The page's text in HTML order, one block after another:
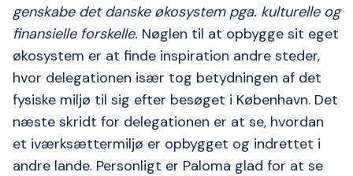
genskabe det danske økosystem pga. kulturelle og
finansielle forskelle. Nøglen til at opbygge sit eget
økosystem er at finde inspiration andre steder,
hvor delegationen især tog betydningen af det
fysiske miljø til sig efter besøget i København. Det
næste skridt for delegationen er at se, hvordan
et iværksættermiljø er opbygget og indrettet i
andre lande. Personligt er Paloma glad for at se